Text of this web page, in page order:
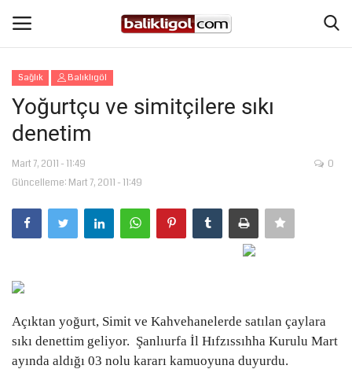
Giriş Yap
Anasayfa
Köşe Yazıları
Şanlıurfa
Spor
Sağlık Balıklıgöl
Yoğurtçu ve simitçilere sıkı
denetim
Mart 7, 2011 - 11:49
Güncelleme: Mart 7, 2011 - 11:49
0
Açıktan yoğurt, Simit ve Kahvehanelerde satılan çaylara
sıkı denettim geliyor. Şanlıurfa İl Hıfzıssıhha Kurulu Mart
ayında aldığı 03 nolu kararı kamuoyuna duyurdu.